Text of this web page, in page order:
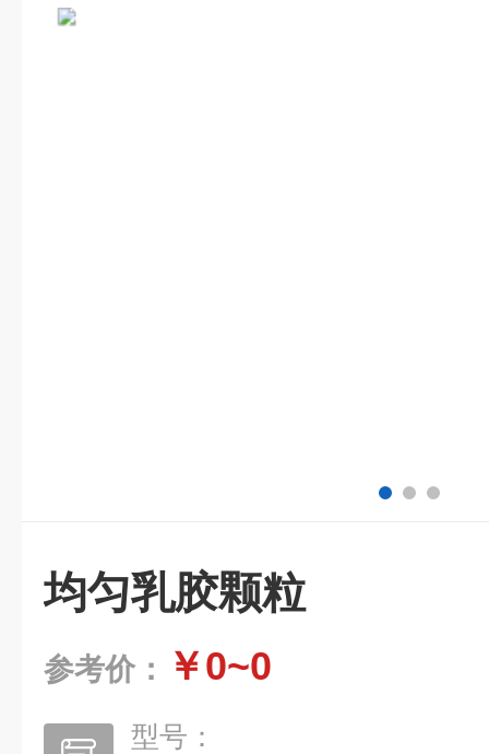
均匀乳胶颗粒
参考价： ￥0~0
型号：